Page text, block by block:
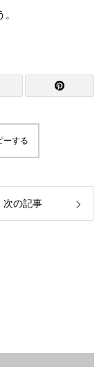
ーする
次の記事